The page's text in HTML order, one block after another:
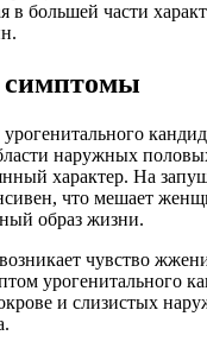
в большей части
симптомы
наружных
характер. На
что мешает
образ жизни.
чувство
урогенитального
и слизистых